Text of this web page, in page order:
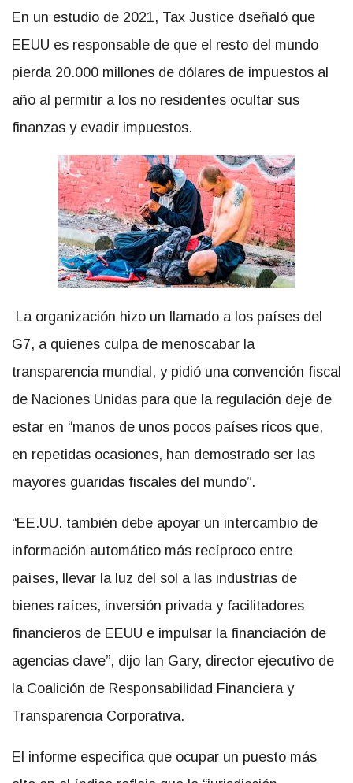
En un estudio de 2021, Tax Justice dseñaló que
EEUU es responsable de que el resto del mundo
pierda 20.000 millones de dólares de impuestos al
año al permitir a los no residentes ocultar sus
finanzas y evadir impuestos.
La organización hizo un llamado a los países del
G7, a quienes culpa de menoscabar la
transparencia mundial, y pidió una convención fiscal
de Naciones Unidas para que la regulación deje de
estar en “manos de unos pocos países ricos que,
en repetidas ocasiones, han demostrado ser las
mayores guaridas fiscales del mundo”.
“EE.UU. también debe apoyar un intercambio de
información automático más recíproco entre
países, llevar la luz del sol a las industrias de
bienes raíces, inversión privada y facilitadores
financieros de EEUU e impulsar la financiación de
agencias clave”, dijo Ian Gary, director ejecutivo de
la Coalición de Responsabilidad Financiera y
Transparencia Corporativa.
El informe especifica que ocupar un puesto más